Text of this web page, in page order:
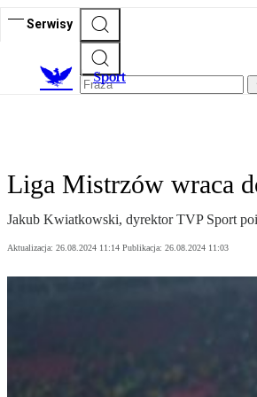
Serwisy
Sport
Liga Mistrzów wraca
Jakub Kwiatkowski, dyrektor TVP Sport
Aktualizacja: 26.08.2024 11:14 Publikacja: 26.08.2024 11:03